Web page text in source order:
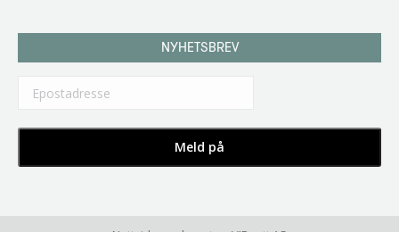
NYHETSBREV